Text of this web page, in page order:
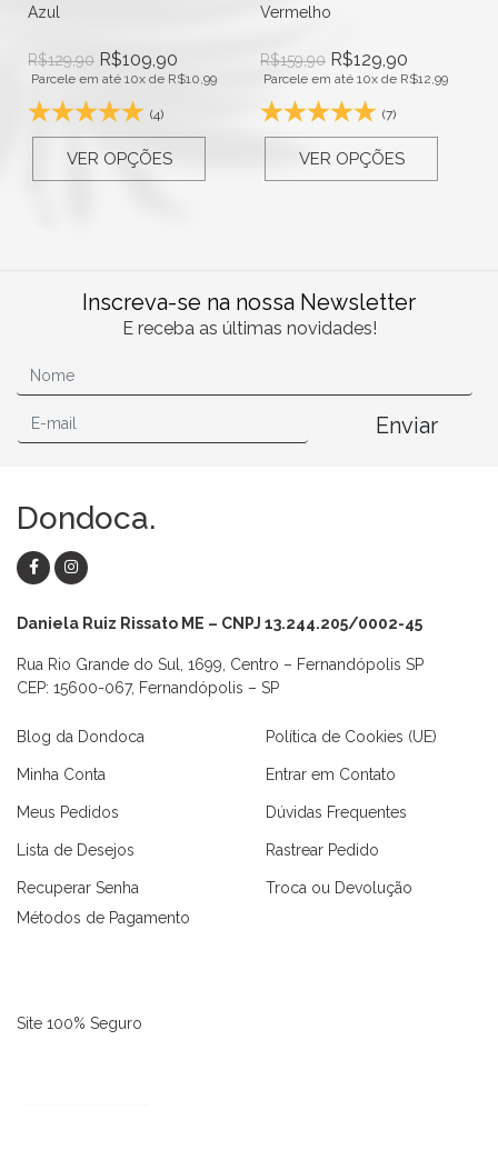
Azul
R$129,90 R$109,90
Parcele em até 10x de R$10,99
(4)
VER OPÇÕES
Vermelho
R$159,90 R$129,90
Parcele em até 10x de R$12,99
(7)
VER OPÇÕES
Inscreva-se na nossa Newsletter
E receba as últimas novidades!
Enviar
Dondoca.
Daniela Ruiz Rissato ME – CNPJ 13.244.205/0002-45
Rua Rio Grande do Sul, 1699, Centro – Fernandópolis SP
CEP: 15600-067, Fernandópolis – SP
Blog da Dondoca
Minha Conta
Meus Pedidos
Lista de Desejos
Recuperar Senha
Política de Cookies (UE)
Entrar em Contato
Dúvidas Frequentes
Rastrear Pedido
Troca ou Devolução
Métodos de Pagamento
Site 100% Seguro